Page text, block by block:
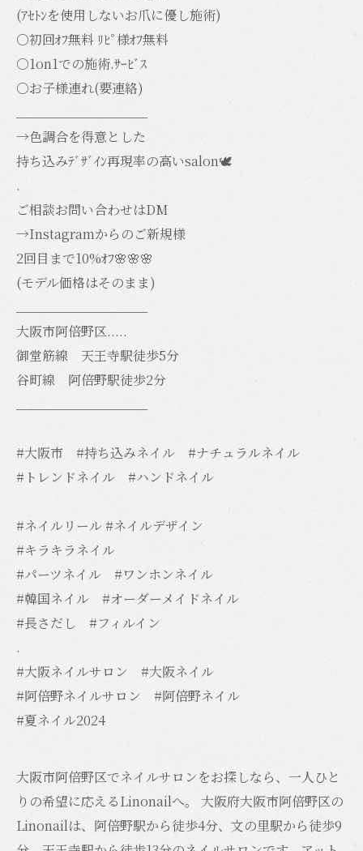
(ｱｾﾄﾝを使用しないお爪に優し施術)
○初回ｵﾌ無料 ﾘﾋﾟ様ｵﾌ無料
○1on1での施術.ｻｰﾋﾞｽ
○お子様連れ(要連絡)
→色調合を得意とした
持ち込みﾃﾞｻﾞｲﾝ再現率の高いsalon🕊️
.
ご相談お問い合わせはDM
→Instagramからのご新規様
2回目まで10%ｵﾌ🌸🌸🌸
(モデル価格はそのまま)
大阪市阿倍野区.....
御堂筋線 天王寺駅徒歩5分
谷町線 阿倍野駅徒歩2分
__________________
#大阪市 #持ち込みネイル #ナチュラルネイル
#トレンドネイル #ハンドネイル
#ネイルリール #ネイルデザイン
#キラキラネイル
#パーツネイル #ワンホンネイル
#韓国ネイル #オーダーメイドネイル
#長さだし #フィルイン
.
#大阪ネイルサロン #大阪ネイル
#阿倍野ネイルサロン #阿倍野ネイル
#夏ネイル2024
大阪市阿倍野区でネイルサロンをお探しなら、一人ひと
りの希望に応えるLinonailへ。 大阪府大阪市阿倍野区の
Linonailは、阿倍野駅から徒歩4分、文の里駅から徒歩9